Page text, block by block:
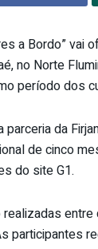
a Bordo”
no Norte
período dos
parceria da
de cinco
do site G1.
participantes